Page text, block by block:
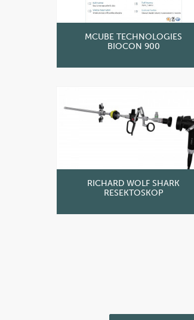
MCUBE TECHNOLOGIES
BIOCON 900
RICHARD WOLF SHARK
RESEKTOSKOP